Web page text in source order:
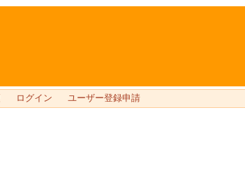
ログイン ユーザー登録申請